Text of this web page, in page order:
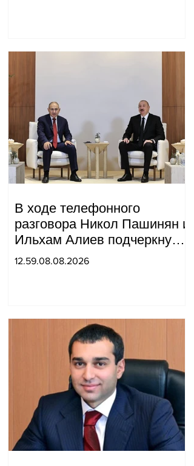
В ходе телефонного
разговора Никол Пашинян и
Ильхам Алиев подчеркнули
прогресс, достигнутый за
Арменией.
12.59.08.08.2026